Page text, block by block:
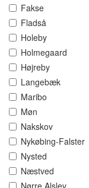
Fakse
Fladså
Holeby
Holmegaard
Højreby
Langebæk
Maribo
Møn
Nakskov
Nykøbing-Falster
Nysted
Næstved